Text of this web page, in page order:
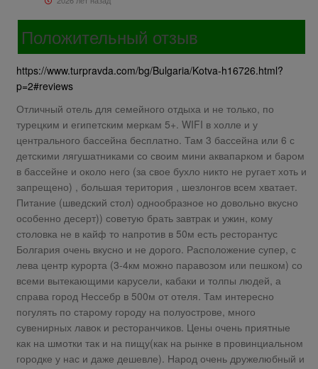
Положительный отзыв
https://www.turpravda.com/bg/Bulgaria/Kotva-h16726.html?
p=2#reviews
Отличный отель для семейного отдыха и не только, по
турецким и египетским меркам 5+. WIFI в холле и у
центрального бассейна бесплатно. Там 3 бассейна или 6 с
детскими лягушатниками со своим мини аквапарком и баром
в бассейне и около него (за свое бухло никто не ругает хоть и
запрещено) , большая територия , шезлонгов всем хватает.
Питание (шведский стол) однообразное но довольно вкусно
особенно десерт)) советую брать завтрак и ужин, кому
столовка не в кайф то напротив в 50м есть ресторантус
Болгария очень вкусно и не дорого. Расположение супер, с
лева центр курорта (3-4км можно паравозом или пешком) со
всеми вытекающими карусели, кабаки и толпы людей, а
справа город Нессебр в 500м от отеля. Там интересно
погулять по старому городу на полуострове, много
сувенирных лавок и ресторанчиков. Цены очень приятные
как на шмотки так и на пищу(как на рынке в провинциальном
городке у нас и даже дешевле). Народ очень дружелюбный и